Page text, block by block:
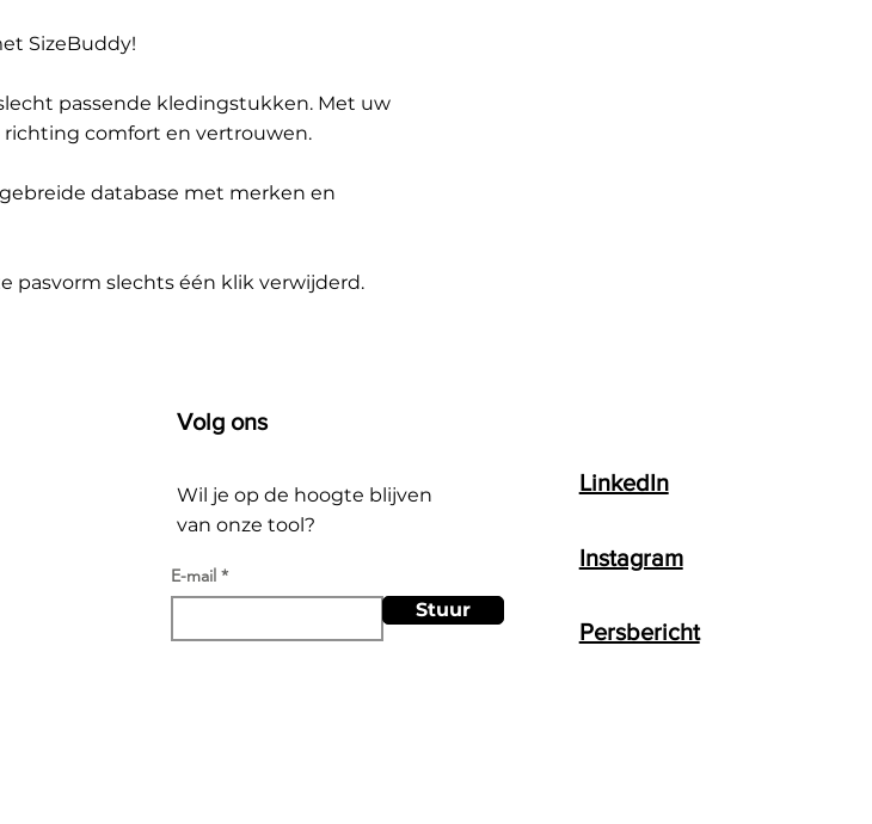
SizeBuddy!
passende kledingstukken. Met uw
richting comfort en vertrouwen.
database met merken en
pasvorm slechts één klik verwijderd.
Volg ons
Wil je op de hoogte blijven
van onze tool?
E-mail
Stuur
LinkedIn
Instagram
Persbericht